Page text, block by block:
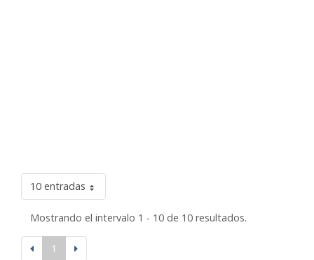
10 entradas
Mostrando el intervalo 1 - 10 de 10 resultados.
1